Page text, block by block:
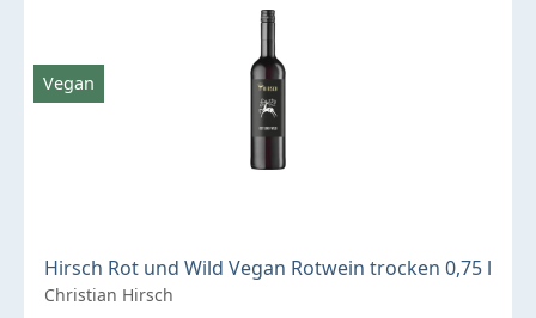
Hirsch Rot und Wild Vegan Rotwein trocken 0,75 l
Christian Hirsch
Vegan